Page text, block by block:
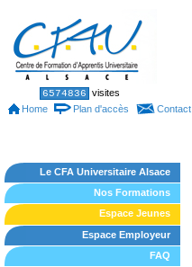
content.
Skip
navigation
6574836 visites
Home
Plan d'accès Contact
Le CFA Universitaire Alsace
Nos Formations
Espace Jeunes
Espace Employeur
FAQ